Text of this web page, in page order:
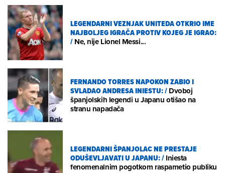
LEGENDARNI VEZNJAK UNITEDA OTKRIO IME
NAJBOLJEG IGRAČA PROTIV KOJEG JE IGRAO:
/Ne, nije Lionel Messi...
FERNANDO TORRES NAPOKON ZABIO I
SVLADAO ANDRESA INIESTU:/Dvoboj
španjolskih legendi u Japanu otišao na
stranu napadača
LEGENDARNI ŠPANJOLAC NE PRESTAJE
ODUŠEVLJAVATI U JAPANU:/Iniesta
fenomenalnim pogotkom raspametio publiku